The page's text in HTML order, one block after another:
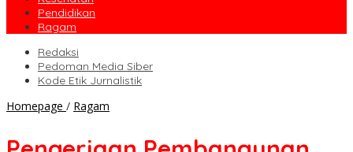
Pendidikan
Ragam
Redaksi
Pedoman Media Siber
Kode Etik Jurnalistik
Homepage / Ragam